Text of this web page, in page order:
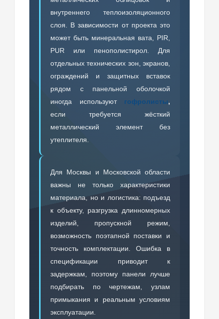
внутреннего теплоизоляционного
слоя. В зависимости от проекта это
может быть минеральная вата, PIR,
PUR или пенополистирол. Для
отдельных технических зон, экранов,
ограждений и защитных вставок
рядом с панельной оболочкой
иногда используют гофролисты,
если требуется жёсткий
металлический элемент без
утеплителя.
Для Москвы и Московской области
важны не только характеристики
материала, но и логистика: подъезд
к объекту, разгрузка длинномерных
изделий, пропускной режим,
возможность поэтапной поставки и
точность комплектации. Ошибка в
спецификации приводит к
задержкам, поэтому панели лучше
подбирать по чертежам, узлам
примыкания и реальным условиям
эксплуатации.